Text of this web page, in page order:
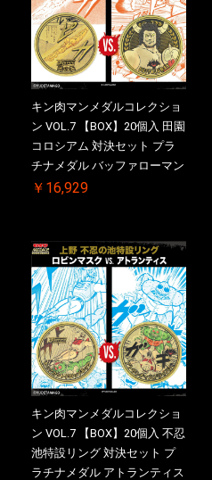
キン肉マンメダルコレクショ
ン VOL.7 【BOX】20個入 田園
コロシアム 対決セット プラ
チナメダル バッファローマン
2.0 顎髭 Ver. VS. 光の矢 初回
メダル(非売品)付
￥16,929
キン肉マンメダルコレクショ
ン VOL.7 【BOX】20個入 不忍
池特設リング 対決セット プ
ラチナメダル アトランティス